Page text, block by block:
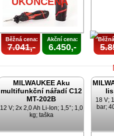
Běžná cena:
7.041,-
Akční cena:
6.450,-
MILWAUKEE Aku
multifunkční nářadí C12
MT-202B
12 V; 2x 2,0 Ah Li-Ion; 1,5°; 1,0
kg; taška
18 V;
bar;